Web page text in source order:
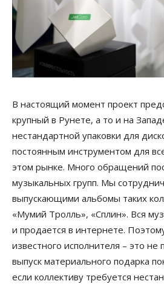
В настоящий момент проект
крупный в Рунете, а то и на
нестандартной упаковки для
постоянным инструментом для
этом рынке. Много обращений
музыкальных групп. Мы
выпускающими альбомы таких
«Мумий Тролль», «Сплин». Вся
и продается в интернете.
известного исполнителя – это
выпуск материального подарка
если коллективу требуется